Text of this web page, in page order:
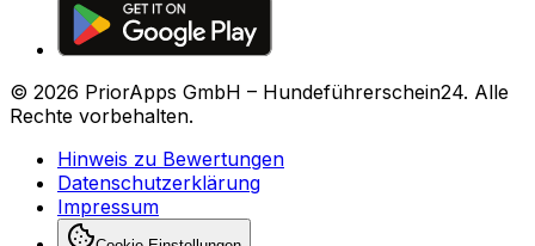
© 2026 PriorApps GmbH – Hundeführerschein24. Alle
Rechte vorbehalten.
Hinweis zu Bewertungen
Datenschutzerklärung
Impressum